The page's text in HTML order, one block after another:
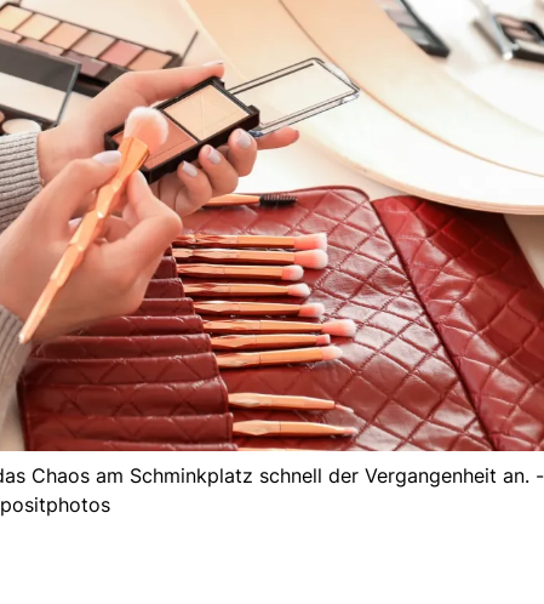
Chaos am Schminkplatz schnell der Vergangenheit an. -